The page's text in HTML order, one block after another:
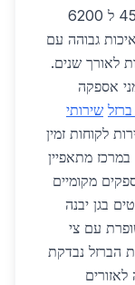
וסביבתה. מחירים תחרותיים נעים בין 4500 ל 6200
גבוהה עם
לאורך שנים.
אספקה
שירותי
לקוחות זמין
בשנת 2026 השוק במרכז מתאפיין
מקומיים
בגן יבנה
עם צי
הברזל נבדקת